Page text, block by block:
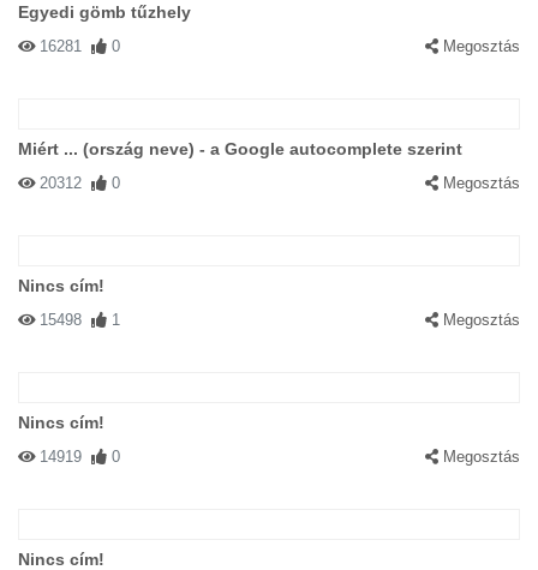
Egyedi gömb tűzhely
16281 0 Megosztás
Miért ... (ország neve) - a Google autocomplete szerint
20312 0 Megosztás
Nincs cím!
15498 1 Megosztás
Nincs cím!
14919 0 Megosztás
Nincs cím!